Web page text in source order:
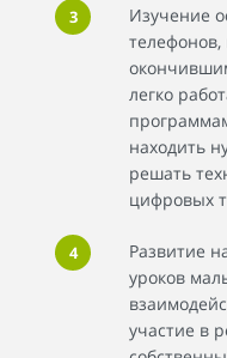
Изучение
легко
находить
решать
цифровых
Развитие
уроков
участие в